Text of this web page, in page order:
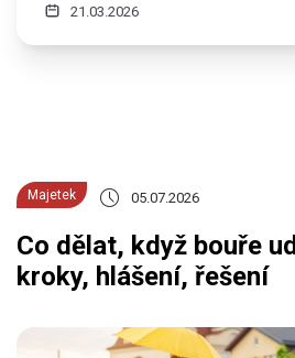
21.03.2026
Majetek 05.07.2026
Co dělat, když bouře
kroky, hlášení, řešení